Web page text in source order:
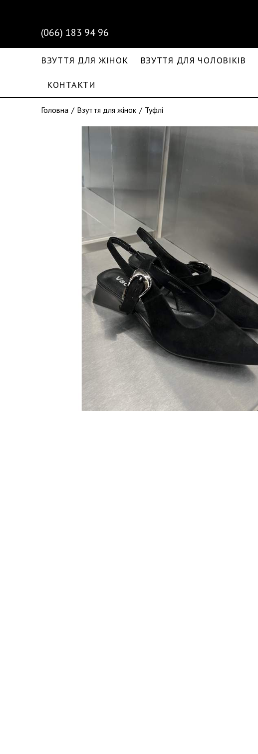
(066) 183 94 96
ВЗУТТЯ ДЛЯ ЖІНОК ВЗУТТЯ ДЛЯ ЧОЛОВІКІВ
КОНТАКТИ
Головна Взуття для жінок Туфлі